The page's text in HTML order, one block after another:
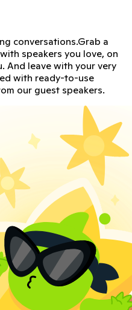
conversations.Grab a
speakers you love, on
And leave with your very
with ready-to-use
our guest speakers.